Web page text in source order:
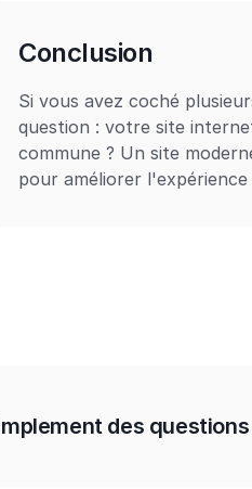
Conclusion
Si vous avez coché
question : votre site
commune ? Un site
pour améliorer
des questions